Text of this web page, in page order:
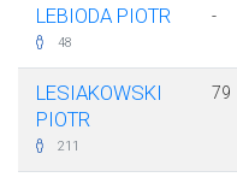
LEBIODA PIOTR
48
-
LESIAKOWSKI
PIOTR
211
79